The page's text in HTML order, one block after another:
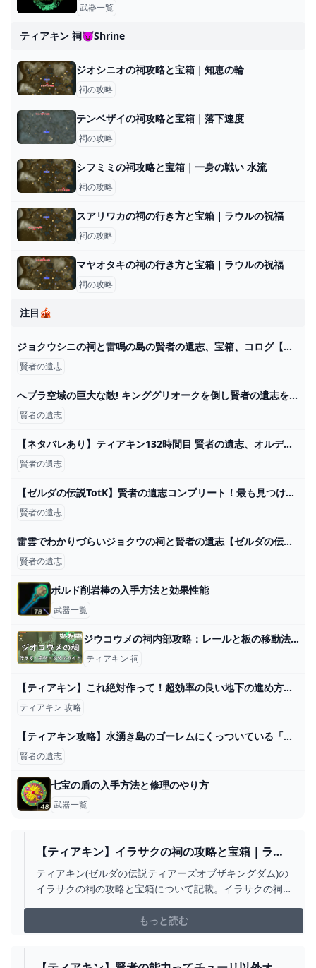
武器一覧
ティアキン 祠😈shrine
ジオシニオの祠攻略と宝箱｜知恵の輪
祠の攻略
テンベザイの祠攻略と宝箱｜落下速度
祠の攻略
シフミミの祠攻略と宝箱｜一身の戦い 水流
祠の攻略
スアリワカの祠の行き方と宝箱｜ラウルの祝福
祠の攻略
マヤオタキの祠の行き方と宝箱｜ラウルの祝福
祠の攻略
注目🎪
ジョクウシニの祠と雷鳴の島の賢者の遺志、宝箱、コログ【ゼルダの伝説ティアーズオブザキングダム】 - YouTube
賢者の遺志
へブラ空域の巨大な敵! キンググリオークを倒し賢者の遺志を手に入れる方法 - YouTube
賢者の遺志
【ネタバレあり】ティアキン132時間目 賢者の遺志、オルディンの大化石
賢者の遺志
【ゼルダの伝説TotK】賢者の遺志コンプリート！最も見つけにくい場所を訪れる！ゼルダの伝説ティアーズオブザキングダム実況プレイ！#160 - YouTube
賢者の遺志
雷雲でわかりづらいジョクウの祠と賢者の遺志【ゼルダの伝説ティアーズオブザキングダム】 - YouTube
賢者の遺志
ボルド削岩棒の入手方法と効果性能
武器一覧
ジウコウメの祠内部攻略：レールと板の移動法の解説【ティアキン】 とあるゲームブログの軌跡
ティアキン 祠
【ティアキン】これ絶対作って！超効率の良い地下の進め方完全版【ゼルダの伝説】 - YouTube
ティアキン 攻略
【ティアキン攻略】水湧き島のゴーレムにくっついている「賢者の遺志」。【ゼルダの伝説 ティアーズ オブ ザ キングダム】 - YouTube
賢者の遺志
七宝の盾の入手方法と修理のやり方
武器一覧
【ティアキン】イラサクの祠の攻略と宝箱｜ラウ
ルの祝福【ゼルダの伝説ティアーズオブザキング
ダム】 - アルテマ
ティアキン(ゼルダの伝説ティアーズオブザキングダム)の
イラサクの祠の攻略と宝箱について記載。イラサクの祠
像付きで詳しく解説しています。
もっと読む